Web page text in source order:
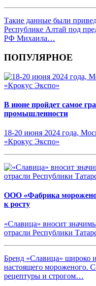
Такие данные были
Республике Алтай под
РФ Михаила…
ПОПУЛЯРНОЕ
В июне пройдет самое
промышленности
18-20 июня 2024 года,
«Крокус Экспо»
ООО «Фабрика
к росту
«Славица» вносит
отрасли Республики
Бренд «Славица» широко
настоящего мороженого.
рецептуры и строгом…